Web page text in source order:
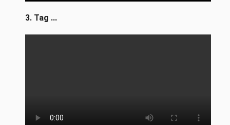
3. Tag ...